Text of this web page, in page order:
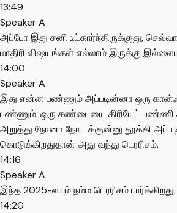
13:49
Speaker A
அப்போ இது சனி உட்கார்ந்திருக்குது,
மாதிரி விஷயங்கள் எல்லாம் இருக்கு
14:00
Speaker A
இது என்ன பண்ணும் அப்படின்னா ஒரு
பண்ணும். ஒரு சண்டையை கிரியேட் பண்ணி
அறுத்து நோனா நோ டக்குன்னு தூக்கி
கொடுக்கிறதுதான் அது வந்து டெரரிசம்.
14:16
Speaker A
இந்த 2025-லயும் நம்ம டெரரிசம் பார்க்கிறது.
14:20